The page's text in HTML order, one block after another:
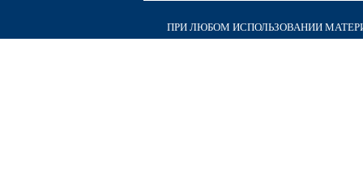
ПРИ ЛЮБОМ ИСПОЛЬЗОВАНИИ